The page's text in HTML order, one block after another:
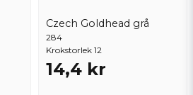
Czech Goldhead grå
284
Krokstorlek 12
14,4 kr
Skicka fråga